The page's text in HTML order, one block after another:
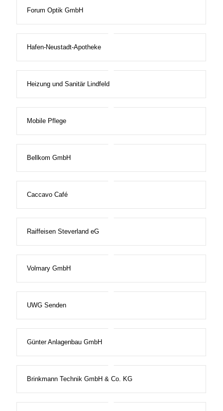
Forum Optik GmbH
Hafen-Neustadt-Apotheke
Heizung und Sanitär Lindfeld
Mobile Pflege
Bellkom GmbH
Caccavo Café
Raiffeisen Steverland eG
Volmary GmbH
UWG Senden
Günter Anlagenbau GmbH
Brinkmann Technik GmbH & Co. KG